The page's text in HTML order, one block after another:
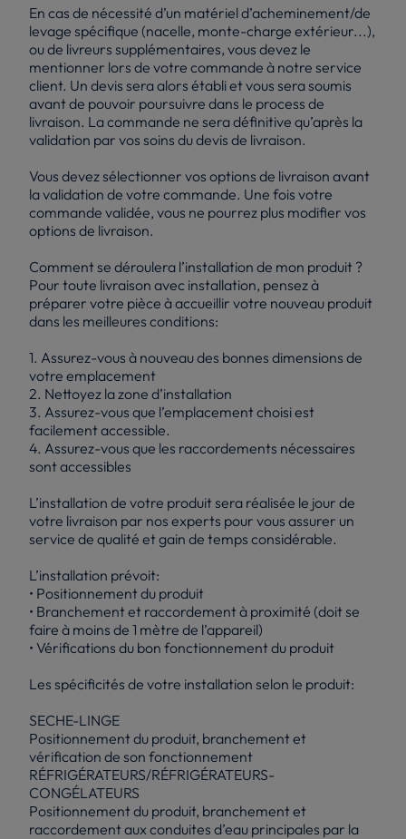
En cas de nécessité d’un matériel d’acheminement/de
levage spécifique (nacelle, monte-charge extérieur...),
ou de livreurs supplémentaires, vous devez le
mentionner lors de votre commande à notre service
client. Un devis sera alors établi et vous sera soumis
avant de pouvoir poursuivre dans le process de
livraison. La commande ne sera définitive qu’après la
validation par vos soins du devis de livraison.
Vous devez sélectionner vos options de livraison avant
la validation de votre commande. Une fois votre
commande validée, vous ne pourrez plus modifier vos
options de livraison.
Comment se déroulera l’installation de mon produit ?
Pour toute livraison avec installation, pensez à
préparer votre pièce à accueillir votre nouveau produit
dans les meilleures conditions:
1. Assurez-vous à nouveau des bonnes dimensions de
votre emplacement
2. Nettoyez la zone d’installation
3. Assurez-vous que l’emplacement choisi est
facilement accessible.
4. Assurez-vous que les raccordements nécessaires
sont accessibles
L’installation de votre produit sera réalisée le jour de
votre livraison par nos experts pour vous assurer un
service de qualité et gain de temps considérable.
L’installation prévoit:
• Positionnement du produit
• Branchement et raccordement à proximité (doit se
faire à moins de 1 mètre de l’appareil)
• Vérifications du bon fonctionnement du produit
Les spécificités de votre installation selon le produit:
SECHE-LINGE
Positionnement du produit, branchement et
vérification de son fonctionnement
RÉFRIGÉRATEURS/RÉFRIGÉRATEURS-
CONGÉLATEURS
Positionnement du produit, branchement et
raccordement aux conduites d’eau principales par la